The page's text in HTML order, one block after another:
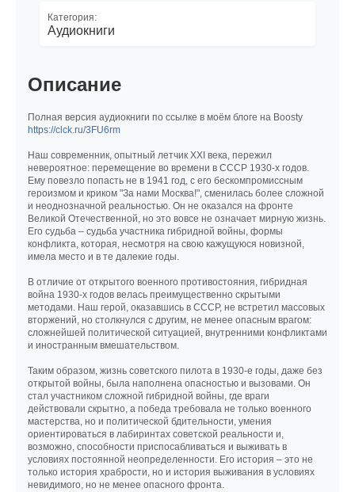
Категория:
Аудиокниги
Описание
Полная версия аудиокниги по ссылке в моём блоге на Boosty
https://clck.ru/3FU6rm
Наш современник, опытный летчик XXI века, пережил
невероятное: перемещение во времени в СССР 1930-х годов.
Ему повезло попасть не в 1941 год, с его бескомпромиссным
героизмом и криком "За нами Москва!", сменилась более сложной
и неоднозначной реальностью. Он не оказался на фронте
Великой Отечественной, но это вовсе не означает мирную жизнь.
Его судьба – судьба участника гибридной войны, формы
конфликта, которая, несмотря на свою кажущуюся новизной,
имела место и в те далекие годы.
В отличие от открытого военного противостояния, гибридная
война 1930-х годов велась преимущественно скрытыми
методами. Наш герой, оказавшись в СССР, не встретил массовых
вторжений, но столкнулся с другим, не менее опасным врагом:
сложнейшей политической ситуацией, внутренними конфликтами
и иностранным вмешательством.
Таким образом, жизнь советского пилота в 1930-е годы, даже без
открытой войны, была наполнена опасностью и вызовами. Он
стал участником сложной гибридной войны, где враги
действовали скрытно, а победа требовала не только военного
мастерства, но и политической бдительности, умения
ориентироваться в лабиринтах советской реальности и,
возможно, способности приспосабливаться и выживать в
условиях постоянной неопределенности. Его история – это не
только история храбрости, но и история выживания в условиях
невидимого, но не менее опасного фронта.